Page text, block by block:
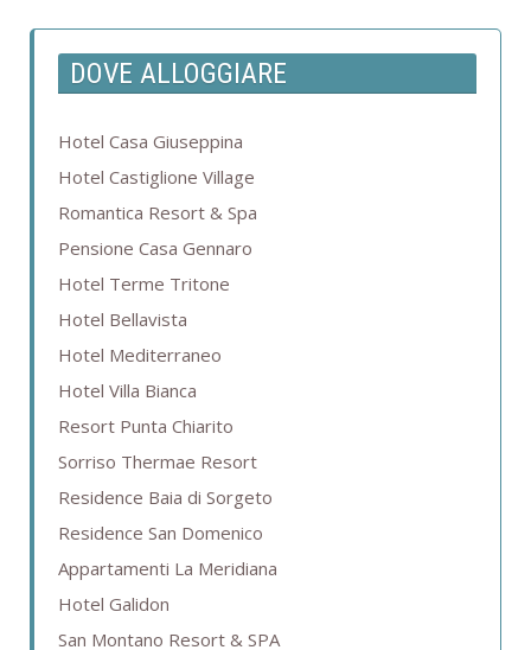
DOVE ALLOGGIARE
Hotel Casa Giuseppina
Hotel Castiglione Village
Romantica Resort & Spa
Pensione Casa Gennaro
Hotel Terme Tritone
Hotel Bellavista
Hotel Mediterraneo
Hotel Villa Bianca
Resort Punta Chiarito
Sorriso Thermae Resort
Residence Baia di Sorgeto
Residence San Domenico
Appartamenti La Meridiana
Hotel Galidon
San Montano Resort & SPA